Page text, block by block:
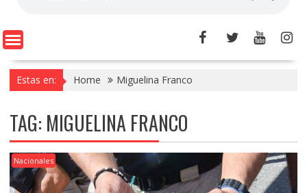
Estas en: Home Miguelina Franco
TAG: MIGUELINA FRANCO
Nacionales